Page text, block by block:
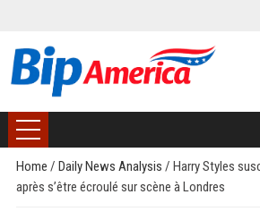
Home / Daily News Analysis / Harry Styles
après s’être écroulé sur scène à Londres